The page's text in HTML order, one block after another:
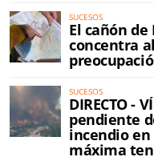
SUCESOS
El cañón
concentra
SUCESOS
DIRECTO -
pendiente
incendio en
máxima